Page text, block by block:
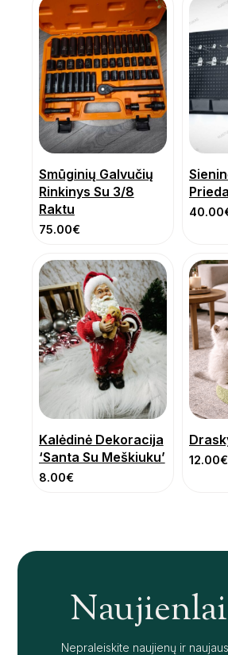
Smūginių Galvučių
Rinkinys Su 3/8
Raktu
75.00€
40.00
Kalėdinė Dekoracija
‘Santa Su Meškiuku’
8.00€
12.00€
Nepraleiskite naujienų ir